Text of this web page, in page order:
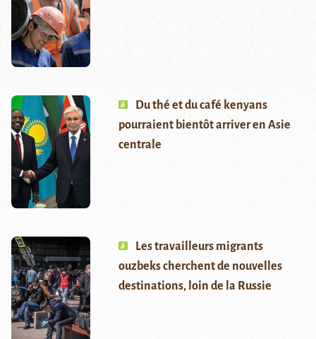
Du thé et du café kenyans
pourraient bientôt arriver en Asie
centrale
Les travailleurs migrants
ouzbeks cherchent de nouvelles
destinations, loin de la Russie